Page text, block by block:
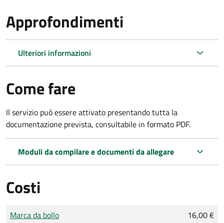
Approfondimenti
Ulteriori informazioni
Come fare
Il servizio può essere attivato presentando tutta la
documentazione prevista, consultabile in formato PDF.
Moduli da compilare e documenti da allegare
Costi
Tipo di pagamento
Importo
Marca da bollo 16,00 €